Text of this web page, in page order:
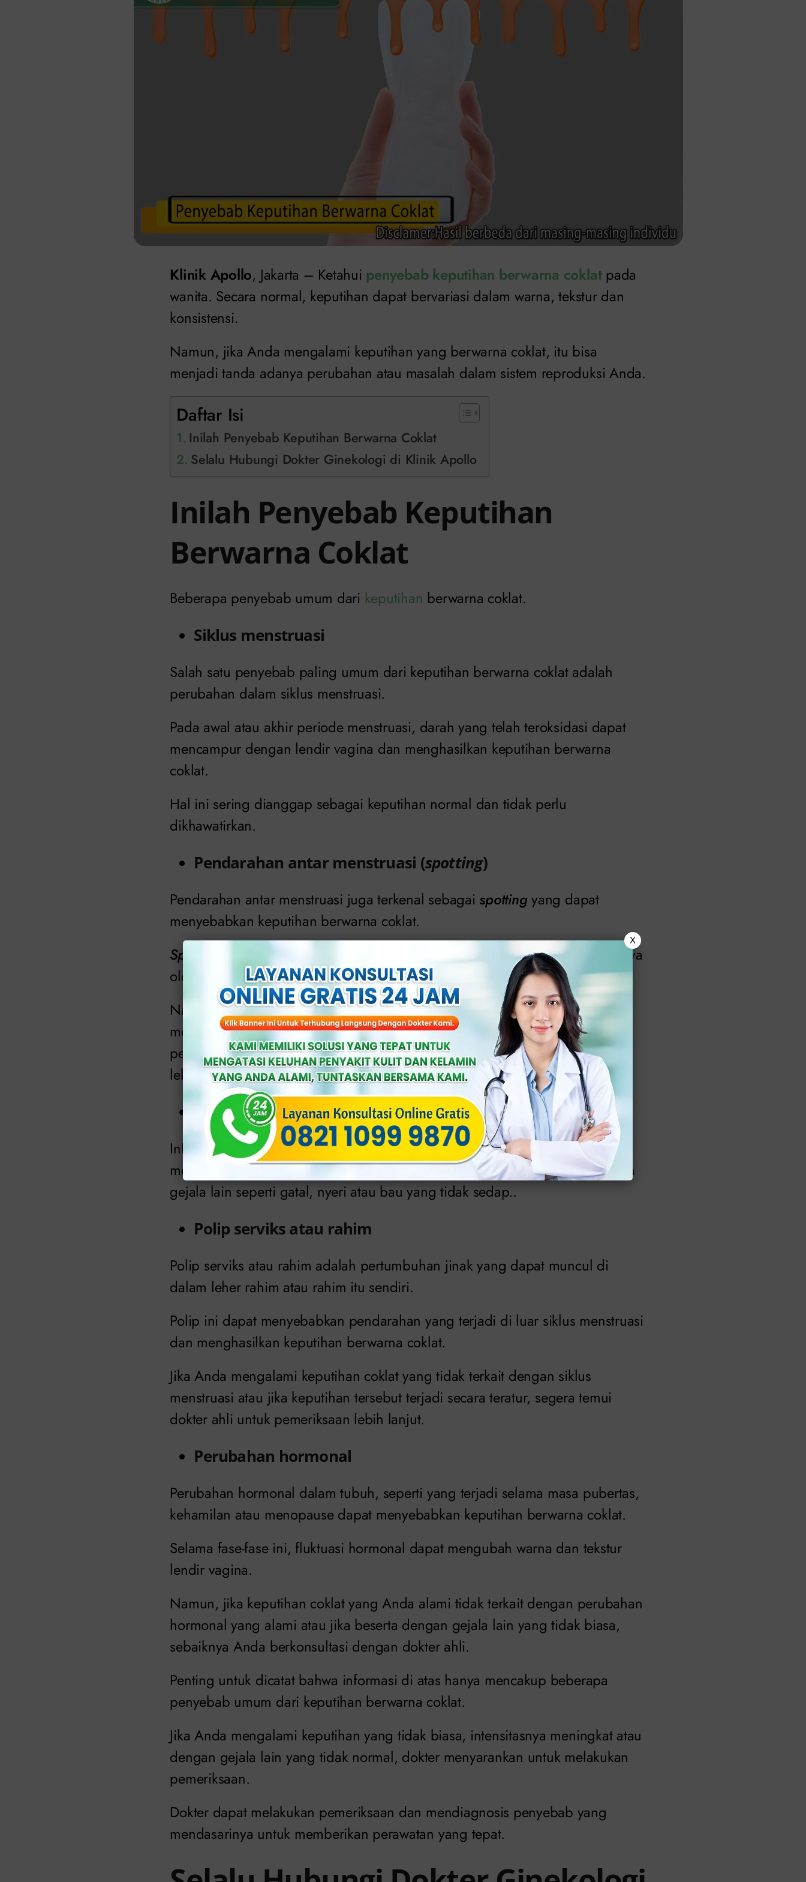
Klinik Apollo, Jakarta – Ketahui penyebab keputihan berwarna coklatpada
wanita. Secara normal, keputihan dapat bervariasi dalam warna, tekstur dan
konsistensi.
Namun, jika Anda mengalami keputihan yang berwarna coklat, itu bisa
menjadi tanda adanya perubahan atau masalah dalam sistem reproduksi Anda.
Daftar Isi
Inilah Penyebab Keputihan Berwarna Coklat
Selalu Hubungi Dokter Ginekologi di Klinik Apollo
Inilah Penyebab Keputihan
Berwarna Coklat
Beberapa penyebab umum dari keputihan berwarna coklat.
Siklus menstruasi
Salah satu penyebab paling umum dari keputihan berwarna coklat adalah
perubahan dalam siklus menstruasi.
Pada awal atau akhir periode menstruasi, darah yang telah teroksidasi dapat
mencampur dengan lendir vagina dan menghasilkan keputihan berwarna
coklat.
Hal ini sering dianggap sebagai keputihan normal dan tidak perlu
dikhawatirkan.
Pendarahan antar menstruasi (spotting)
Pendarahan antar menstruasi juga terkenal sebagai spottingyang dapat
menyebabkan keputihan berwarna coklat.
Spotting
dapat terjadi di tengah siklus menstruasi dan sering kali penyebabnya
oleh fluktuasi hormon atau penggunaan kontrasepsi hormonal.
Namun, jika keputihan coklat yang disertai dengan pendarahan antar
menstruasi terjadi secara teratur atau berlangsung lebih lama dari biasanya,
penting untuk berkonsultasi dengan dokter ahli untuk mendapatkan evaluasi
lebih lanjut.
Infeksi vagina
Infeksi vagina seperti vaginitis atau infeksi ragi (kandidiasis) juga dapat
menyebabkan keputihan berwarna coklat. Infeksi ini biasanya disertai dengan
gejala lain seperti gatal, nyeri atau bau yang tidak sedap..
Polip serviks atau rahim
Polip serviks atau rahim adalah pertumbuhan jinak yang dapat muncul di
dalam leher rahim atau rahim itu sendiri.
Polip ini dapat menyebabkan pendarahan yang terjadi di luar siklus menstruasi
dan menghasilkan keputihan berwarna coklat.
Jika Anda mengalami keputihan coklat yang tidak terkait dengan siklus
menstruasi atau jika keputihan tersebut terjadi secara teratur, segera temui
dokter ahli untuk pemeriksaan lebih lanjut.
Perubahan hormonal
Perubahan hormonal dalam tubuh, seperti yang terjadi selama masa pubertas,
kehamilan atau menopause dapat menyebabkan keputihan berwarna coklat.
Selama fase-fase ini, fluktuasi hormonal dapat mengubah warna dan tekstur
lendir vagina.
Namun, jika keputihan coklat yang Anda alami tidak terkait dengan perubahan
hormonal yang alami atau jika beserta dengan gejala lain yang tidak biasa,
sebaiknya Anda berkonsultasi dengan dokter ahli.
Penting untuk dicatat bahwa informasi di atas hanya mencakup beberapa
penyebab umum dari keputihan berwarna coklat.
Jika Anda mengalami keputihan yang tidak biasa, intensitasnya meningkat atau
dengan gejala lain yang tidak normal, dokter menyarankan untuk melakukan
pemeriksaan.
Dokter dapat melakukan pemeriksaan dan mendiagnosis penyebab yang
mendasarinya untuk memberikan perawatan yang tepat.
X